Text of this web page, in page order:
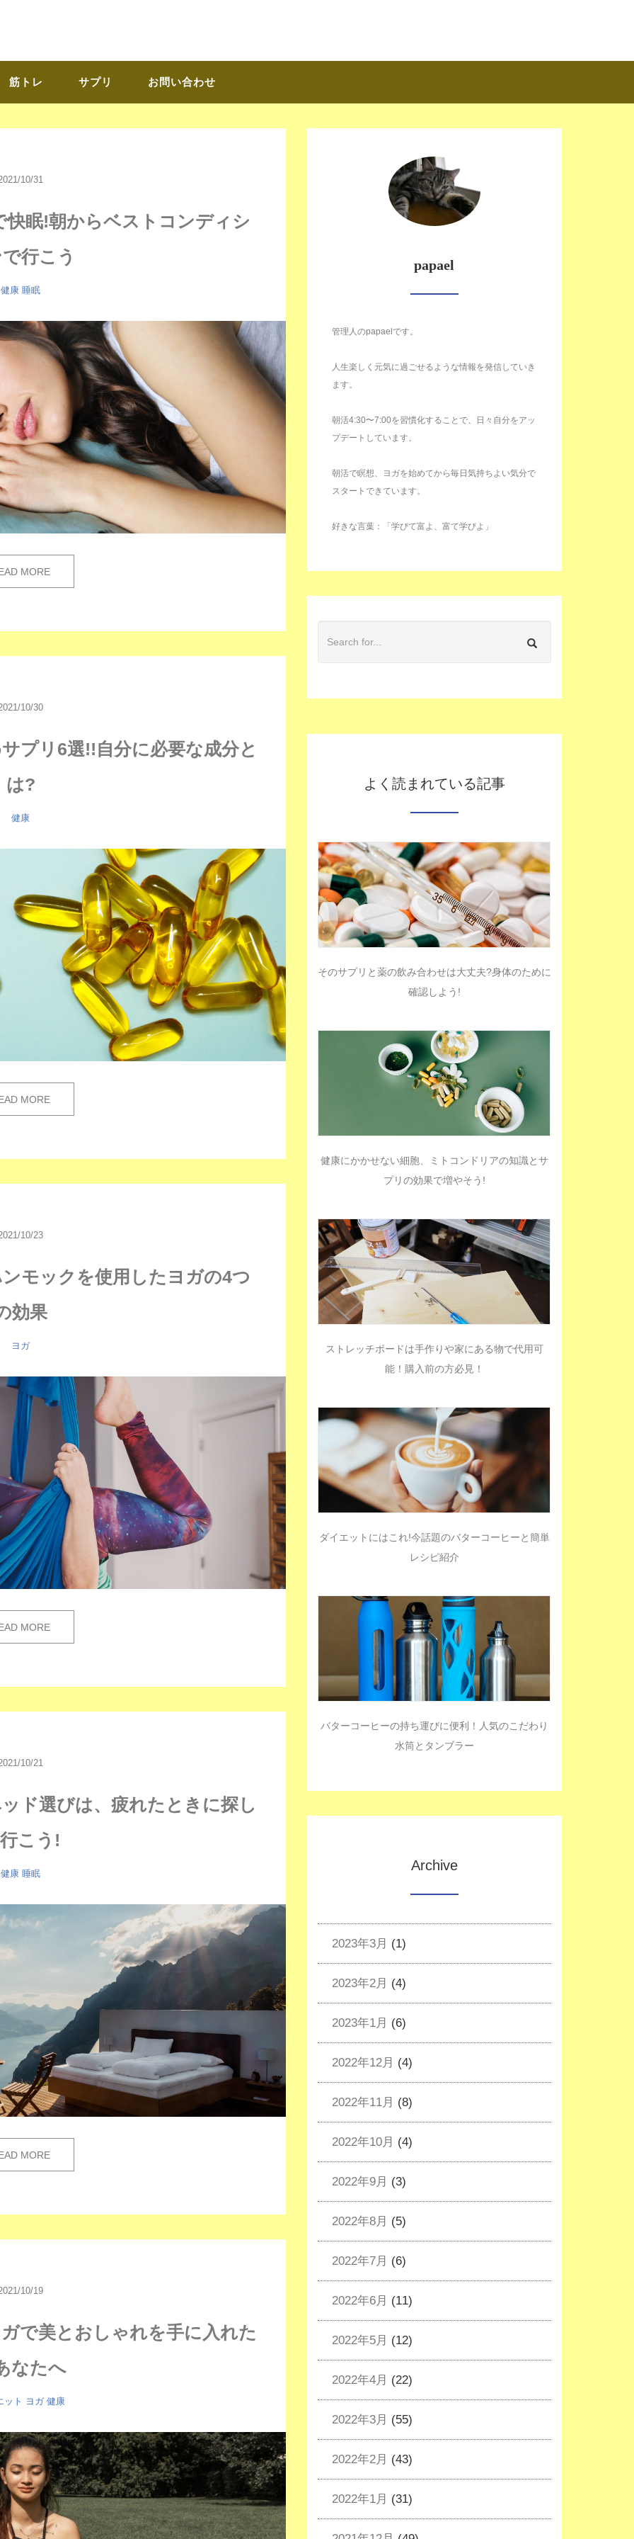
筋トレ サプリ お問い合わせ
10/31
眠!朝からベストコンディシ
行こう
健康 睡眠
MORE
10/30
プリ6選!!自分に必要な成分と
は?
健康
MORE
10/23
モックを使用したヨガの4つ
効果
ヨガ
MORE
10/21
ド選びは、疲れたときに探し
こう!
健康 睡眠
MORE
10/19
で美とおしゃれを手に入れた
なたへ
ット ヨガ 健康
papael
管理人のpapaelです。
人生楽しく元気に過ごせるような情報を発信していき
ます。
朝活4:30〜7:00を習慣化することで、日々自分をアッ
プデートしています。
朝活で瞑想、ヨガを始めてから毎日気持ちよい気分で
スタートできています。
好きな言葉：「学びて富よ、富て学びよ」
よく読まれている記事
そのサプリと薬の飲み合わせは大丈夫?身体のために
確認しよう!
健康にかかせない細胞、ミトコンドリアの知識とサ
プリの効果で増やそう!
ストレッチボードは手作りや家にある物で代用可
能！購入前の方必見！
ダイエットにはこれ!今話題のバターコーヒーと簡単
レシピ紹介
バターコーヒーの持ち運びに便利！人気のこだわり
水筒とタンブラー
Archive
2023年3月 (1)
2023年2月 (4)
2023年1月 (6)
2022年12月 (4)
2022年11月 (8)
2022年10月 (4)
2022年9月 (3)
2022年8月 (5)
2022年7月 (6)
2022年6月 (11)
2022年5月 (12)
2022年4月 (22)
2022年3月 (55)
2022年2月 (43)
2022年1月 (31)